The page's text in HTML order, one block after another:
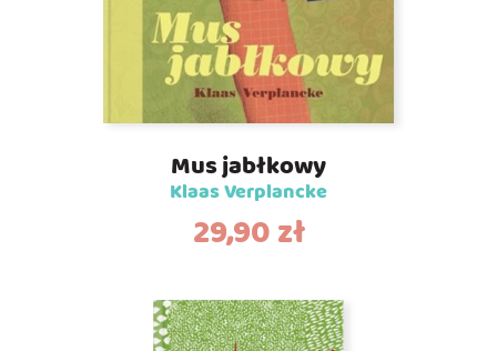
Mus jabłkowy
Klaas Verplancke
29,90zł